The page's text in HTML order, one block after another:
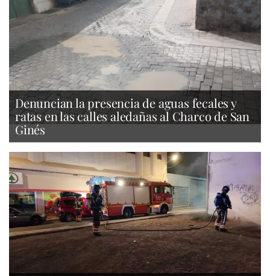
Denuncian la presencia de aguas fecales y
ratas en las calles aledañas al Charco de San
Ginés